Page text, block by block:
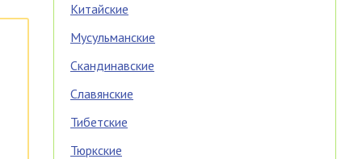
Китайские
Мусульманские
Скандинавские
Славянские
Тибетские
Тюркские